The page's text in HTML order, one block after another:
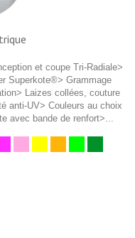
et coupe Tri-Radiale>
Superkote®> Grammage
Laizes collées, couture
anti-UV> Couleurs au choix
avec bande de renfort>...